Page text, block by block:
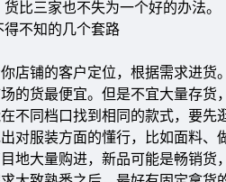
比三家也不失为一个好的办法。
不知的几个套路
店铺的客户定位，根据需求进货。
的货最便宜。但是不宜大量存货
不同档口找到相同的款式，要先
对服装方面的懂行，比如面料、
地大量购进，新品可能是畅销货